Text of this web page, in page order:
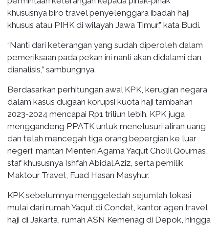
khususnya biro travel penyelenggara ibadah haji
khusus atau PIHK di wilayah Jawa Timur,” kata Budi.
“Nanti dari keterangan yang sudah diperoleh dalam
pemeriksaan pada pekan ini nanti akan didalami dan
dianalisis,” sambungnya.
Berdasarkan perhitungan awal KPK, kerugian negara
dalam kasus dugaan korupsi kuota haji tambahan
2023-2024 mencapai Rp1 triliun lebih. KPK juga
menggandeng PPATK untuk menelusuri aliran uang
dan telah mencegah tiga orang bepergian ke luar
negeri: mantan Menteri Agama Yaqut Cholil Qoumas,
staf khususnya Ishfah Abidal Aziz, serta pemilik
Maktour Travel, Fuad Hasan Masyhur.
KPK sebelumnya menggeledah sejumlah lokasi
mulai dari rumah Yaqut di Condet, kantor agen travel
haji di Jakarta, rumah ASN Kemenag di Depok, hingga